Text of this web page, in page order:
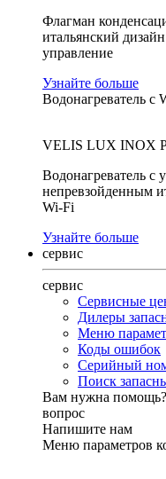
Флагман
итальянский
управление
Узнайте больше
Водонагреватель с
VELIS LUX INOX
Водонагреватель с
непревзойденным
Wi-Fi
Узнайте больше
сервис
сервис
Сервисные
Дилеры
Меню
Коды ошибок
Серийный
Поиск
Вам нужна помощь?
вопрос
Напишите нам
Меню параметров